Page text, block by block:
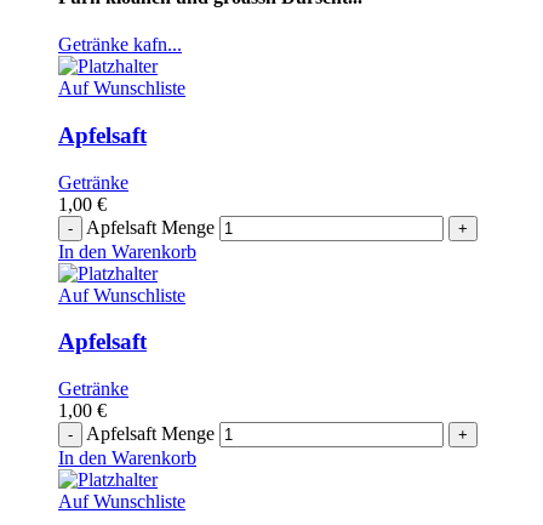
Getränke kafn...
Auf Wunschliste
Apfelsaft
Getränke
1,00 €
Apfelsaft Menge
In den Warenkorb
Auf Wunschliste
Apfelsaft
Getränke
1,00 €
Apfelsaft Menge
In den Warenkorb
Auf Wunschliste